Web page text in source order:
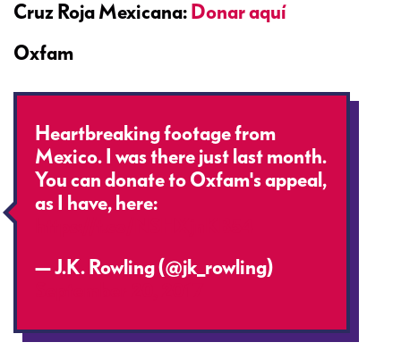
Cruz Roja Mexicana: Donar aquí
Oxfam
Heartbreaking footage from
Mexico. I was there just last month.
You can donate to Oxfam's appeal,
as I have, here:
— J.K. Rowling (@jk_rowling)